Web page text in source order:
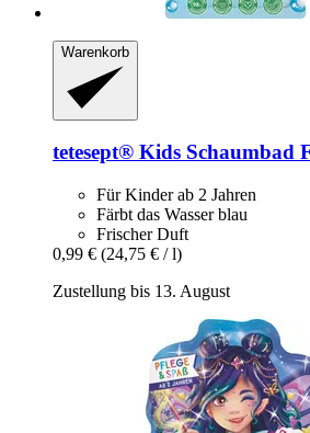
Warenkorb
tetesept® Kids Schaumbad
Für Kinder ab 2 Jahren
Färbt das Wasser blau
Frischer Duft
0,99 € (24,75 € / l)
Zustellung bis 13. August